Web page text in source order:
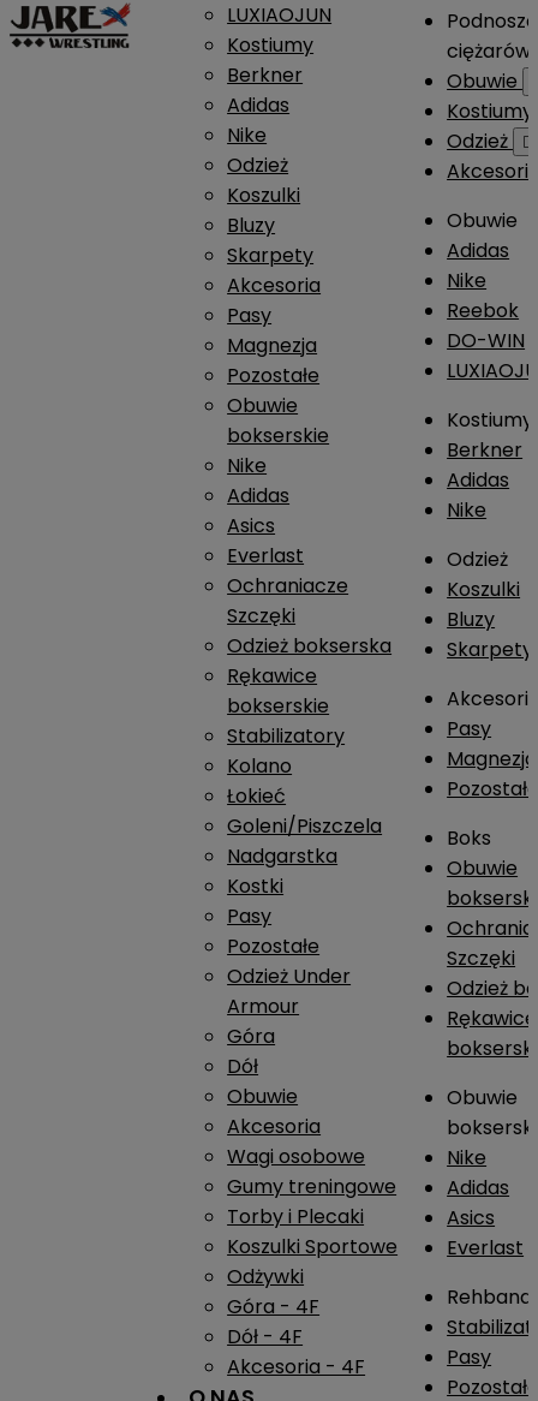
LUXIAOJUN
Kostiumy
Berkner
Adidas
Nike
Odzież
Koszulki
Bluzy
Skarpety
Akcesoria
Pasy
Magnezja
Pozostałe
Obuwie
bokserskie
Nike
Adidas
Asics
Everlast
Ochraniacze
Szczęki
Odzież bokserska
Rękawice
bokserskie
Stabilizatory
Kolano
Łokieć
Goleni/Piszczela
Nadgarstka
Kostki
Pasy
Pozostałe
Odzież Under
Armour
Góra
Dół
Obuwie
Akcesoria
Wagi osobowe
Gumy treningowe
Torby i Plecaki
Koszulki Sportowe
Odżywki
Góra - 4F
Dół - 4F
Akcesoria - 4F
ciężarów
Obuwie
Kostiumy
Odzież

Obuwie
Adidas
Nike
Reebok
DO-WIN
Kostiumy
Berkner
Adidas
Nike
Odzież
Koszulki
Bluzy
Skarpety
Pasy
Magnezja
Boks
Obuwie
Szczęki
Odzież
Rękawice
Obuwie
Nike
Adidas
Asics
Everlast
Rehband
Pasy